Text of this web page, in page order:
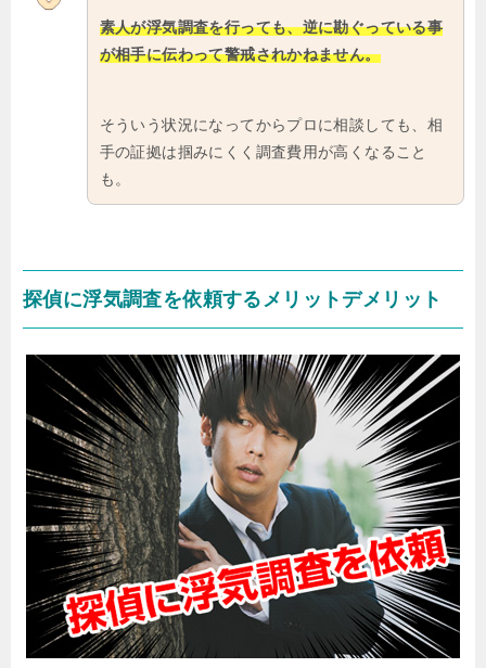
素人が浮気調査を行っても、逆に勘ぐっている事
が相手に伝わって警戒されかねません。
そういう状況になってからプロに相談しても、相
手の証拠は掴みにくく調査費用が高くなること
も。
探偵に浮気調査を依頼するメリットデメリット